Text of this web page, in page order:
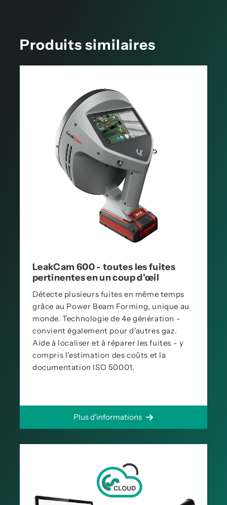
Produits similaires
LeakCam 600 - toutes les fuites
pertinentes en un coup d'œil
Détecte plusieurs fuites en même temps
grâce au Power Beam Forming, unique au
monde. Technologie de 4e génération -
convient également pour d'autres gaz.
Aide à localiser et à réparer les fuites - y
compris l'estimation des coûts et la
documentation ISO 50001.
Plus d'informations